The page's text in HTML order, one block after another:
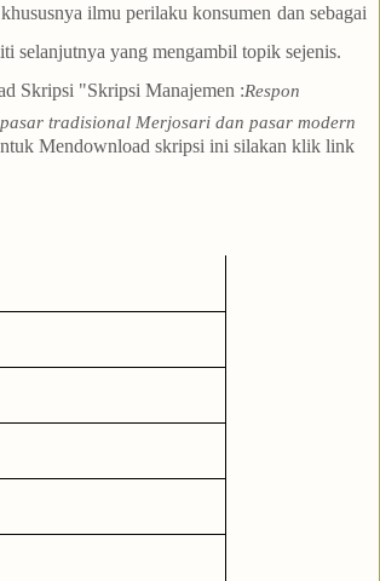
ilmu perilaku konsumen dan sebagai
selanjutnya yang mengambil topik sejenis.
Skripsi "Skripsi Manajemen :Respon
tradisional Merjosari dan pasar modern
Mendownload skripsi ini silakan klik link